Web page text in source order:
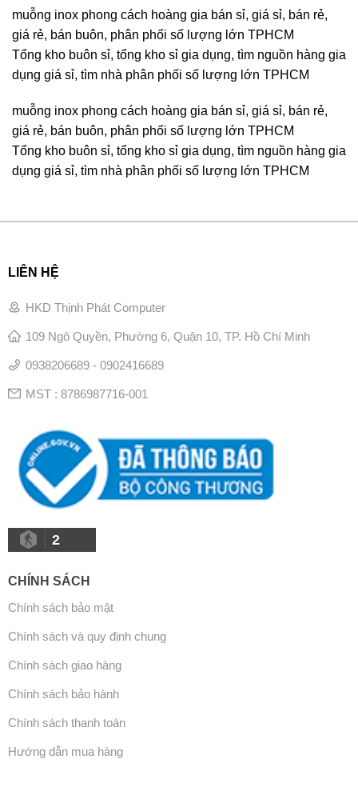
muỗng inox phong cách hoàng gia bán sỉ, giá sỉ, bán rẻ,
giá rẻ, bán buôn, phân phối số lượng lớn TPHCM
Tổng kho buôn sỉ, tổng kho sỉ gia dụng, tìm nguồn hàng gia
dụng giá sỉ, tìm nhà phân phối số lượng lớn TPHCM
muỗng inox phong cách hoàng gia bán sỉ, giá sỉ, bán rẻ,
giá rẻ, bán buôn, phân phối số lượng lớn TPHCM
Tổng kho buôn sỉ, tổng kho sỉ gia dụng, tìm nguồn hàng gia
dụng giá sỉ, tìm nhà phân phối số lượng lớn TPHCM
LIÊN HỆ
HKD Thịnh Phát Computer
109 Ngô Quyền, Phường 6, Quận 10, TP. Hồ Chí Minh
0938206689 - 0902416689
MST : 8786987716-001
2
CHÍNH SÁCH
Chính sách bảo mật
Chính sách và quy định chung
Chính sách giao hàng
Chính sách bảo hành
Chính sách thanh toán
Hướng dẫn mua hàng